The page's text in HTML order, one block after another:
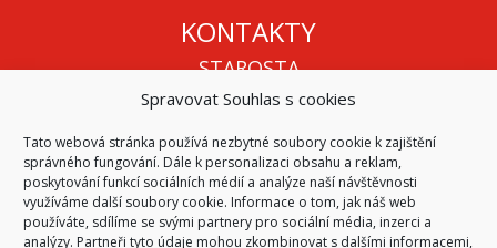
Spravovat Souhlas s cookies
Tato webová stránka používá nezbytné soubory cookie k zajištění
správného fungování. Dále k personalizaci obsahu a reklam,
poskytování funkcí sociálních médií a analýze naší návštěvnosti
využíváme další soubory cookie. Informace o tom, jak náš web
používáte, sdílíme se svými partnery pro sociální média, inzerci a
analýzy. Partneři tyto údaje mohou zkombinovat s dalšími informacemi,
KONTAKTY
STAROSTA
Mgr. Roman Vala
info@oukojetice.cz
ÚŘEDNÍ HODINY
Po, St: 15:30 - 16:30
Všechny kontakty | Kde nás najdete